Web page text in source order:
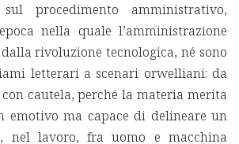
procedimento amministrativo,
nella quale l’amministrazione
rivoluzione tecnologica, né sono
letterari a scenari orwelliani: da
cautela, perché la materia merita
emotivo ma capace di delineare un
nel lavoro, fra uomo e macchina